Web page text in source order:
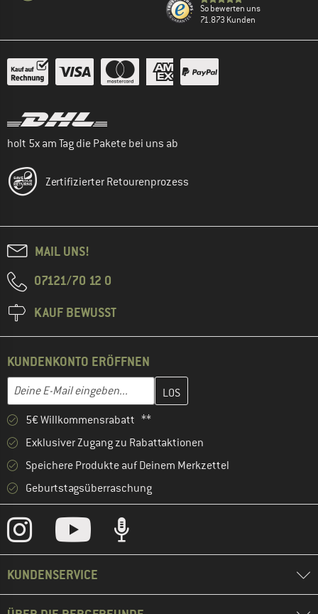
So bewerten uns
71.873 Kunden
holt 5x am Tag die Pakete bei uns ab
Zertifizierter Retourenprozess
MAIL UNS!
07121/70 12 0
KAUF BEWUSST
KUNDENKONTO ERÖFFNEN
E-Mail-Adresse
Gib hier deine E-Mail-Adresse ein und erstelle im nächsten
5€ Willkommensrabatt **
Exklusiver Zugang zu Rabattaktionen
Speichere Produkte auf Deinem Merkzettel
Geburtstagsüberraschung
KUNDENSERVICE